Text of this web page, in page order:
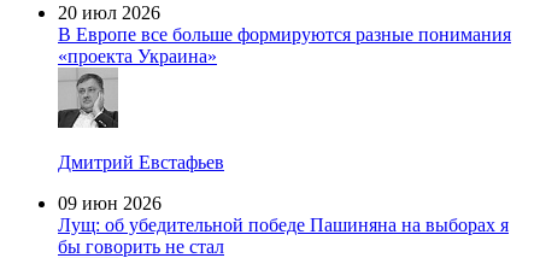
20 июл 2026
В Европе все больше формируются разные понимания
«проекта Украина»
Дмитрий Евстафьев
09 июн 2026
Лущ: об убедительной победе Пашиняна на выборах я
бы говорить не стал